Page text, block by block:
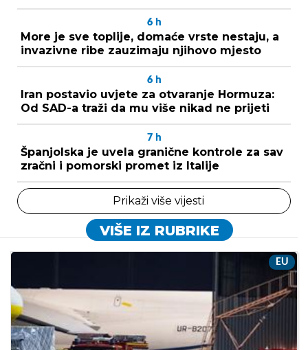
6 h
More je sve toplije, domaće vrste nestaju, a
invazivne ribe zauzimaju njihovo mjesto
6 h
Iran postavio uvjete za otvaranje Hormuza:
Od SAD-a traži da mu više nikad ne prijeti
7 h
Španjolska je uvela granične kontrole za sav
zračni i pomorski promet iz Italije
Prikaži više vijesti
VIŠE IZ RUBRIKE
EU